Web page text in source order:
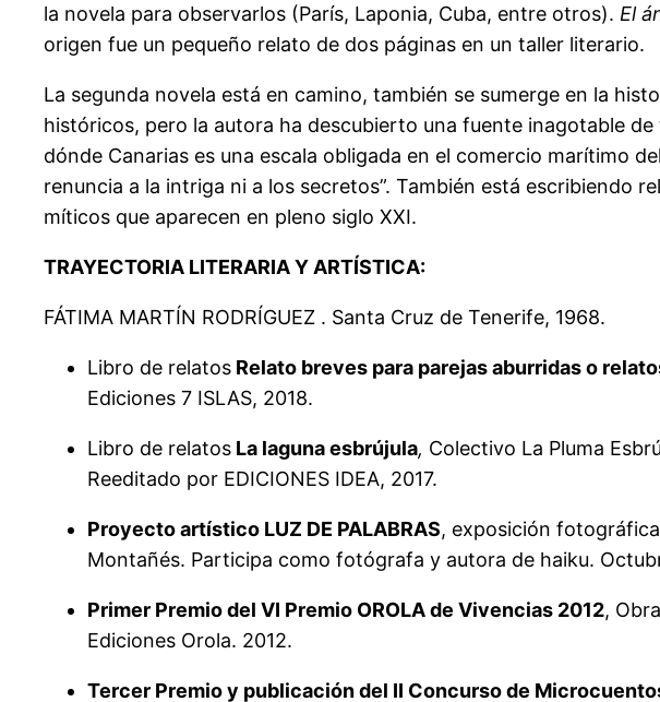
la novela para observarlos (París, Laponia, Cuba, entre otros). El
origen fue un pequeño relato de dos páginas en un taller literario.
La segunda novela está en camino, también se sumerge en la
históricos, pero la autora ha descubierto una fuente inagotable
dónde Canarias es una escala obligada en el comercio marítimo
renuncia a la intriga ni a los secretos”. También está
míticos que aparecen en pleno siglo XXI.
TRAYECTORIA LITERARIA Y ARTÍSTICA:
FÁTIMA MARTÍN RODRÍGUEZ . Santa Cruz de Tenerife, 1968.
Libro de relatos Relato breves para parejas aburridas o
Ediciones 7 ISLAS, 2018.
Libro de relatos La laguna esbrújula, Colectivo La Pluma
Reeditado por EDICIONES IDEA, 2017.
Proyecto artístico LUZ DE PALABRAS, exposición
Montañés. Participa como fotógrafa y autora de haiku.
Primer Premio del VI Premio OROLA de Vivencias 2012,
Ediciones Orola. 2012.
Tercer Premio y publicación del II Concurso de